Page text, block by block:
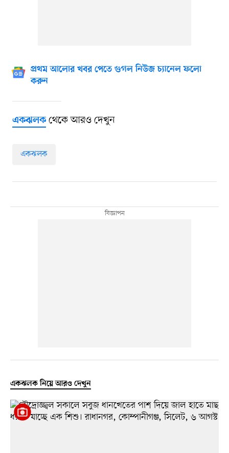
প্রথম আলোর খবর পেতে গুগল নিউজ চ্যানেল ফলো
করুন
একঝলকথেকে আরও দেখুন
একঝলক
একঝলক নিয়ে আরও দেখুন